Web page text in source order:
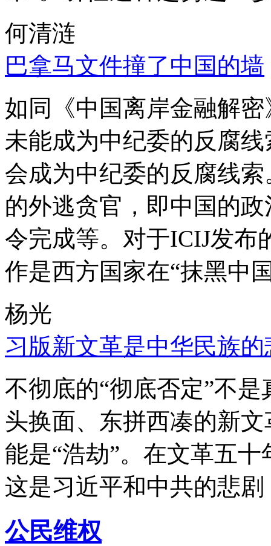
何清涟
巴拿马文件撞了中国的墙
如同《中国离岸金融解
未能成为中纪委的反腐
会成为中纪委的反腐线
的外逃贪官，即中国的
令完成等。对于ICIJ发布
作是西方国家在“抹黑中
杨光
习版新文革是中华民族的
不彻底的“彻底否定”不
头换面、东拼西凑的新
能是“浩劫”。在文革五
这是习近平和中共的悲
公民维权